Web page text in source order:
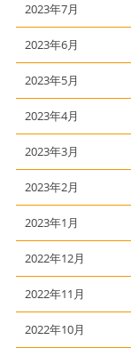
2023年7月
2023年6月
2023年5月
2023年4月
2023年3月
2023年2月
2023年1月
2022年12月
2022年11月
2022年10月